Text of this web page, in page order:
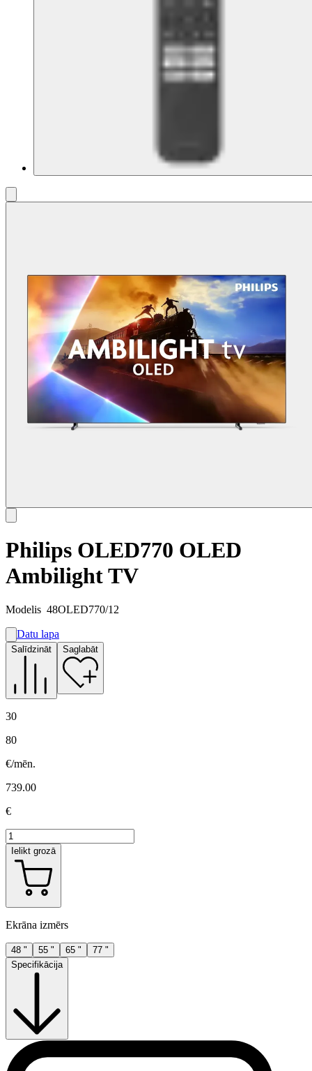
Philips OLED770 OLED
Ambilight TV
Modelis 48OLED770/12
A
F
Datu lapa
Salīdzināt Saglabāt
30
80
€/mēn.
739.00
€
Ielikt grozā
Ekrāna izmērs
48 " 55 " 65 "
77 "
Specifikācija